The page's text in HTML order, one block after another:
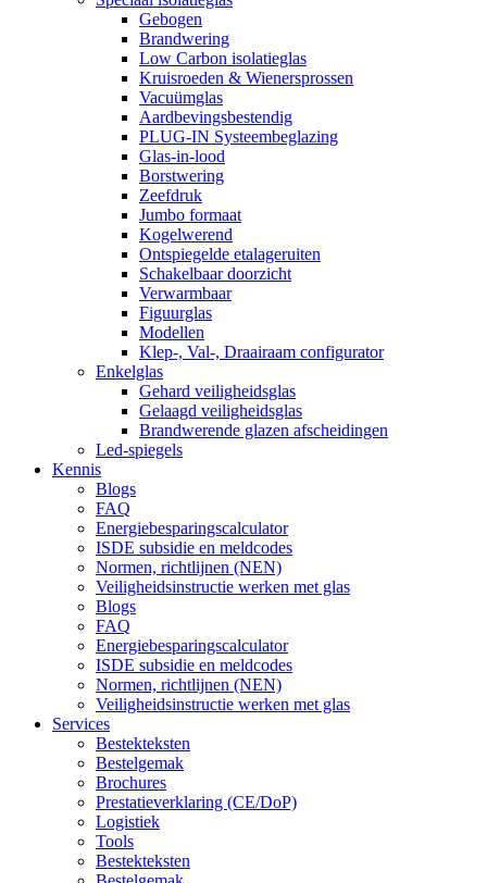
Gebogen
Brandwering
Low Carbon isolatieglas
Kruisroeden & Wienersprossen
Vacuümglas
Aardbevingsbestendig
PLUG-IN Systeembeglazing
Glas-in-lood
Borstwering
Zeefdruk
Jumbo formaat
Kogelwerend
Ontspiegelde etalageruiten
Schakelbaar doorzicht
Verwarmbaar
Figuurglas
Modellen
Klep-, Val-, Draairaam configurator
Enkelglas
Gehard veiligheidsglas
Gelaagd veiligheidsglas
Brandwerende glazen afscheidingen
Led-spiegels
Kennis
Blogs
FAQ
Energiebesparingscalculator
ISDE subsidie en meldcodes
Normen, richtlijnen (NEN)
Veiligheidsinstructie werken met glas
Blogs
FAQ
Energiebesparingscalculator
ISDE subsidie en meldcodes
Normen, richtlijnen (NEN)
Veiligheidsinstructie werken met glas
Services
Bestekteksten
Bestelgemak
Brochures
Prestatieverklaring (CE/DoP)
Logistiek
Tools
Bestekteksten